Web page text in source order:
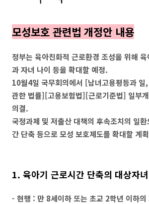
모성보호 관련법 개정안 내용
정부는 육아친화적 근로환경 조성을 위해
과 자녀 나이 등을 확대할 예정.
10월4일 국무회의에서 [남녀고용평등과 일
관한 법률][고용보험법][근로기준법] 일부
의결.
국정과제 및 저출산 대책의 후속조치의 일
간 단축 등으로 모성 보호제도를 확대할 계
1. 육아기 근로시간 단축의 대상자
- 현행 : 만 8세이하 또는 초교 2학년 이하의